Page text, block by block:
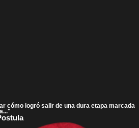
cómo logró salir de una dura etapa marcada